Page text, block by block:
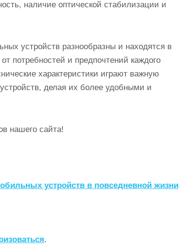
наличие оптической стабилизации и
устройств разнообразны и находятся в
потребностей и предпочтений каждого
характеристики играют важную
делая их более удобными и
нашего сайта!
устройств в повседневной жизни
.